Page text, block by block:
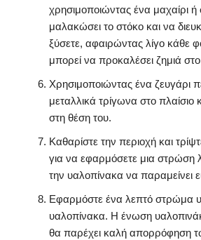
χρησιμοποιώντας ένα μαχαίρι
μαλακώσει το στόκο και να
ξύσετε, αφαιρώντας λίγο
μπορεί να προκαλέσει ζημιά στο
Χρησιμοποιώντας ένα ζευγάρι
μεταλλικά τρίγωνα στο
στη θέση του.
Καθαρίστε την περιοχή και
για να εφαρμόσετε μια στρώση
την υαλοπίνακα να παραμείνει
Εφαρμόστε ένα λεπτό στρώμα
υαλοπίνακα. Η ένωση
θα παρέχει καλή απορρόφηση